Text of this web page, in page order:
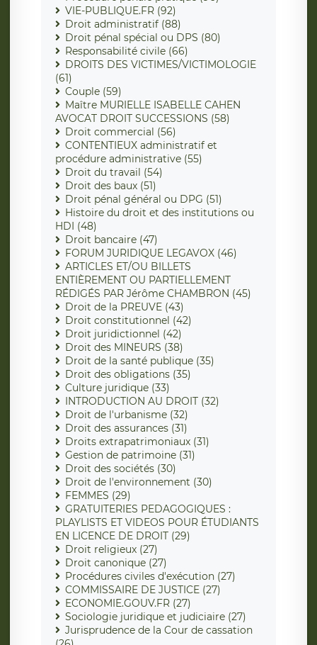
VIE-PUBLIQUE.FR (92)
Droit administratif (88)
Droit pénal spécial ou DPS (80)
Responsabilité civile (66)
DROITS DES VICTIMES/VICTIMOLOGIE
(61)
Couple (59)
Maître MURIELLE ISABELLE CAHEN
AVOCAT DROIT SUCCESSIONS (58)
Droit commercial (56)
CONTENTIEUX administratif et
procédure administrative (55)
Droit du travail (54)
Droit des baux (51)
Droit pénal général ou DPG (51)
Histoire du droit et des institutions ou
HDI (48)
Droit bancaire (47)
FORUM JURIDIQUE LEGAVOX (46)
ARTICLES ET/OU BILLETS
ENTIÈREMENT OU PARTIELLEMENT
RÉDIGÉS PAR Jérôme CHAMBRON (45)
Droit de la PREUVE (43)
Droit constitutionnel (42)
Droit juridictionnel (42)
Droit des MINEURS (38)
Droit de la santé publique (35)
Droit des obligations (35)
Culture juridique (33)
INTRODUCTION AU DROIT (32)
Droit de l'urbanisme (32)
Droit des assurances (31)
Droits extrapatrimoniaux (31)
Gestion de patrimoine (31)
Droit des sociétés (30)
Droit de l'environnement (30)
FEMMES (29)
GRATUITERIES PEDAGOGIQUES :
PLAYLISTS ET VIDEOS POUR ÉTUDIANTS
EN LICENCE DE DROIT (29)
Droit religieux (27)
Droit canonique (27)
Procédures civiles d'exécution (27)
COMMISSAIRE DE JUSTICE (27)
ECONOMIE.GOUV.FR (27)
Sociologie juridique et judiciaire (27)
Jurisprudence de la Cour de cassation